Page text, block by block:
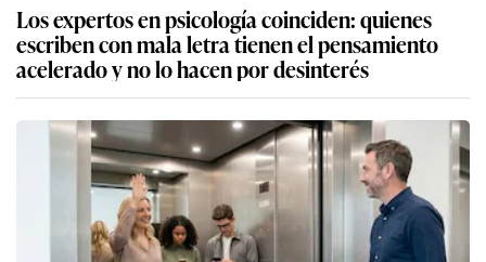
Los expertos en psicología coinciden: quienes
escriben con mala letra tienen el pensamiento
acelerado y no lo hacen por desinterés